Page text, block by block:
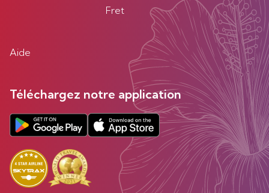
Fret
Aide
Téléchargez notre application